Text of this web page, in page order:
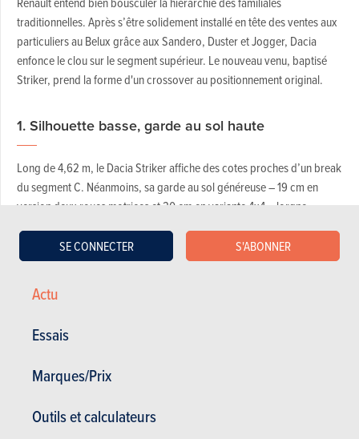
Actu
Essais
Marques/Prix
Outils et calculateurs
SE CONNECTER S'ABONNER
traditionnelles. Après s’être solidement installé en tête des ventes aux
particuliers au Belux grâce aux Sandero, Duster et Jogger, Dacia
enfonce le clou sur le segment supérieur. Le nouveau venu, baptisé
Striker, prend la forme d'un crossover au positionnement original.
1. Silhouette basse, garde au sol haute
Long de 4,62 m, le Dacia Striker affiche des cotes proches d’un break
du segment C. Néanmoins, sa garde au sol généreuse – 19 cm en
version deux roues motrices et 20 cm en variante 4x4 – lorgne
dans sa hauteur, contenue à 1,53 m, soit 18 cm de moins qu’un Bigster
équivalent, ce qui lui permet d'afficher un profil nettement plus élancé
favorable à l'efficience énergétique.